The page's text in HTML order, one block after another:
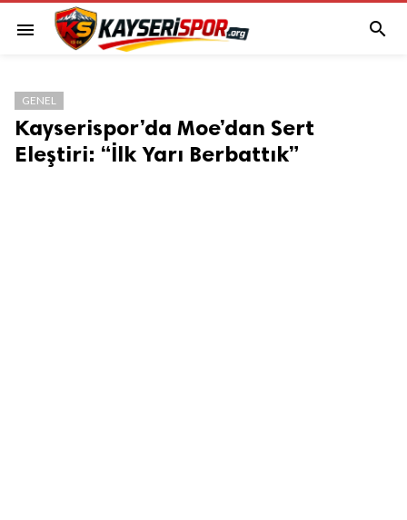
menu 
GENEL
Kayserispor’da Moe’dan Sert
Eleştiri: “İlk Yarı Berbattık”